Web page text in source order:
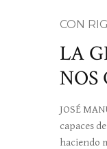
CON
LA
NOS
JOSÉ
capaces
haciendo